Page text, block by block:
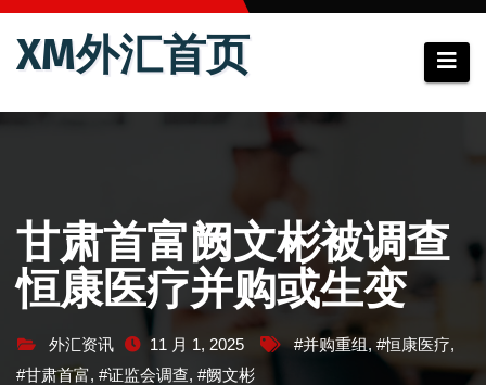
跳
XM外汇首页
甘肃首富阙文彬被调查
恒康医疗并购或生变
外汇资讯 11 月 1, 2025 #并购重组, #恒康医疗,
#甘肃首富, #证监会调查, #阙文彬